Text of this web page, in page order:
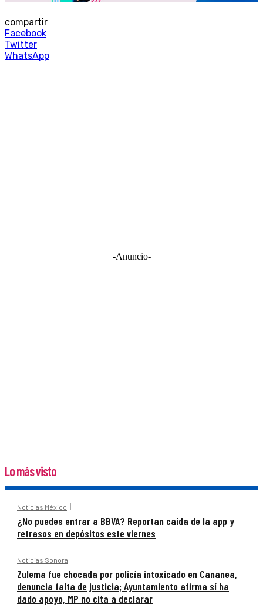
compartir
Facebook
Twitter
WhatsApp
-Anuncio-
Lo más visto
Noticias México
¿No puedes entrar a BBVA? Reportan caída de la app y
retrasos en depósitos este viernes
Noticias Sonora
Zulema fue chocada por policía intoxicado en Cananea,
denuncia falta de justicia; Ayuntamiento afirma sí ha
dado apoyo, MP no cita a declarar